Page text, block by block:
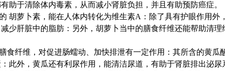
助于清除体内毒素，从而减小肾脏负担，并且有助预防癌症。
胡萝卜素，能在人体内转化为维生素A：除了具有护眼作用外
少肝脏中的脂肪：另外，胡萝卜当中的膳食纤维还能帮助清理
食纤维，对促进肠蠕动、加快排泄有一定作用：其所含的黄瓜
此外，黄瓜还有利尿作用，能清洁尿道，有助于肾脏排出泌尿